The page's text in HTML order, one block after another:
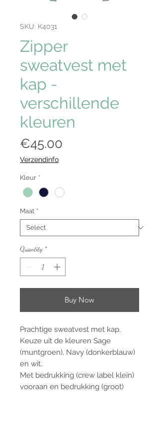
SKU: K4031
Zipper
sweatvest met
kap -
verschillende
kleuren
€45.00
Verzendinfo
Kleur *
Maat *
Quantity *
Buy Now
Prachtige sweatvest met kap.
Keuze uit de kleuren Sage
(muntgroen), Navy (donkerblauw)
en wit.
Met bedrukking (crew label klein)
vooraan en bedrukking (groot)